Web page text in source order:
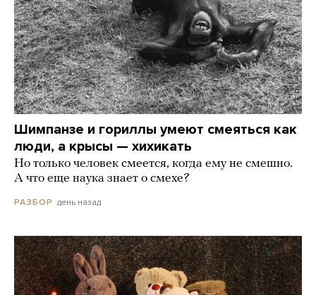
Шимпанзе и гориллы умеют смеяться как
люди, а крысы — хихикать
Но только человек смеется, когда ему не смешно.
А что еще наука знает о смехе?
РАЗБОР день назад